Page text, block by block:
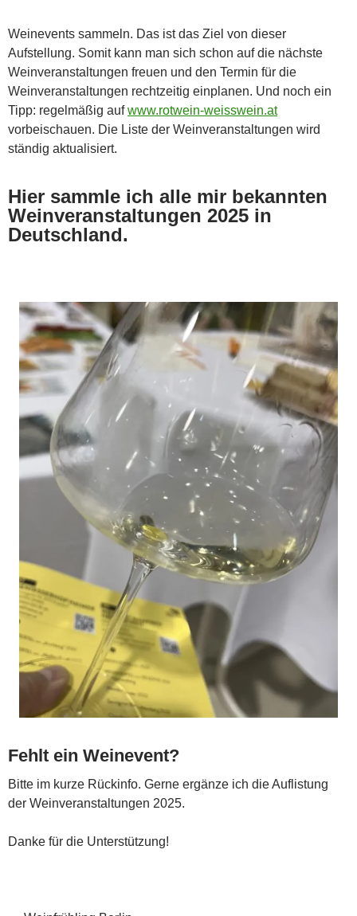
Weinevents sammeln. Das ist das Ziel von dieser
Aufstellung. Somit kann man sich schon auf die nächste
Weinveranstaltungen freuen und den Termin für die
Weinveranstaltungen rechtzeitig einplanen. Und noch ein
Tipp: regelmäßig aufwww.rotwein-weisswein.at
vorbeischauen. Die Liste der Weinveranstaltungen wird
ständig aktualisiert.
Hier sammle ich alle mir bekannten
Weinveranstaltungen 2025 in
Deutschland.
Fehlt ein Weinevent?
Bitte im kurze Rückinfo. Gerne ergänze ich die Auflistung
der Weinveranstaltungen 2025.
Danke für die Unterstützung!